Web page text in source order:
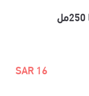
16 SAR